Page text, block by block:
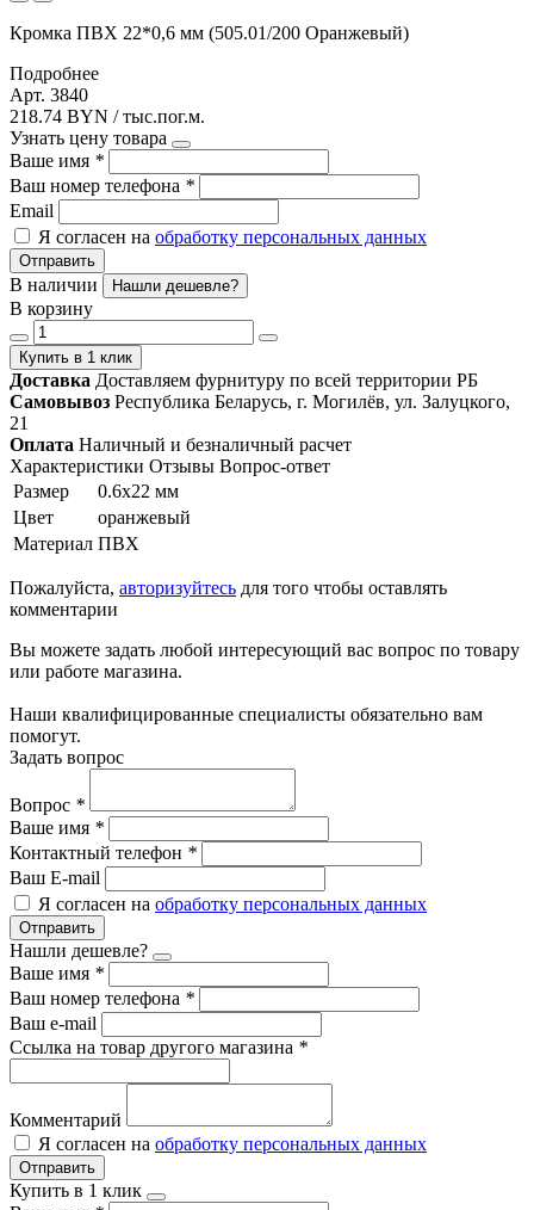
Кромка ПВХ 22*0,6 мм (505.01/200 Оранжевый)
Подробнее
Арт. 3840
218.74 BYN / тыс.пог.м.
Узнать цену товара
Ваше имя *
Ваш номер телефона *
Email
Я согласен на обработку персональных данных
Отправить
В наличии Нашли дешевле?
В корзину
Купить в 1 клик
Доставка Доставляем фурнитуру по всей территории РБ
Самовывоз Республика Беларусь, г. Могилёв, ул. Залуцкого,
21
Оплата Наличный и безналичный расчет
Характеристики Отзывы Вопрос-ответ
Размер
0.6х22 мм
Цвет
оранжевый
Материал ПВХ
Пожалуйста, авторизуйтесь для того чтобы оставлять
комментарии
Вы можете задать любой интересующий вас вопрос по товару
или работе магазина.
Наши квалифицированные специалисты обязательно вам
помогут.
Задать вопрос
Вопрос *
Ваше имя *
Контактный телефон *
Ваш E-mail
Я согласен на обработку персональных данных
Отправить
Нашли дешевле?
Ваше имя *
Ваш номер телефона *
Ваш e-mail
Ссылка на товар другого магазина *
Комментарий
Я согласен на обработку персональных данных
Отправить
Купить в 1 клик